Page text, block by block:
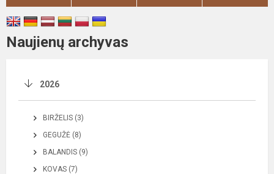
Naujienų archyvas
2026
BIRŽELIS (3)
GEGUŽĖ (8)
BALANDIS (9)
KOVAS (7)